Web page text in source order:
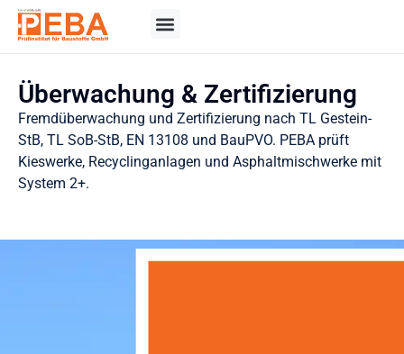
Überwachung & Zertifizierung
Fremdüberwachung und Zertifizierung nach TL Gestein-
StB, TL SoB-StB, EN 13108 und BauPVO. PEBA prüft
Kieswerke, Recyclinganlagen und Asphaltmischwerke mit
System 2+.